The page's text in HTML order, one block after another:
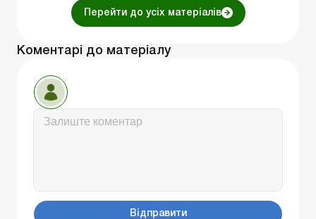
Перейти до усіх матеріалів
Коментарі до матеріалу
Відправити